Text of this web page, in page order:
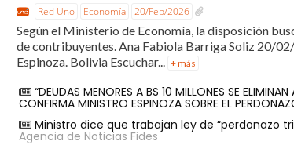
Red Uno Economía 20/Feb/2026
Según el Ministerio de Economía, la disposición
de contribuyentes. Ana Fabiola Barriga Soliz 20/
Espinoza. Bolivia Escuchar... + más
“DEUDAS MENORES A BS 10 MILLONES SE
CONFIRMA MINISTRO ESPINOZA SOBRE EL
Ministro dice que trabajan ley de “perdonazo
Agencia de Noticias Fides